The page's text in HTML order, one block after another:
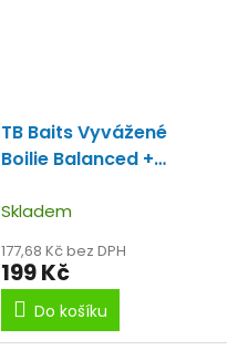
TB Baits Vyvážené
Boilie Balanced +
g - 24 mm
Skladem
177,68 Kč bez DPH
199 Kč
Do košíku